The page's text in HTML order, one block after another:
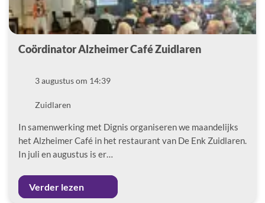
Coördinator Alzheimer Café Zuidlaren
Datum3 augustus om 14:39
LocatieZuidlaren
In samenwerking met Dignis organiseren we maandelijks
het Alzheimer Café in het restaurant van De Enk Zuidlaren.
In juli en augustus is er…
Verder lezen